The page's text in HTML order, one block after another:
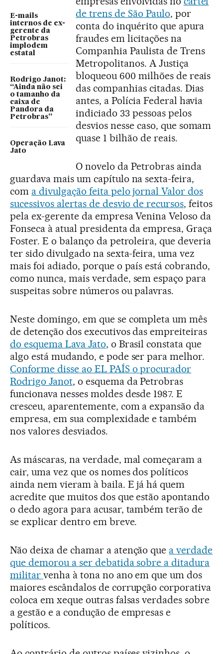
E-mails
internos de ex-
gerente da
Petrobras
implodem
estatal
Rodrigo Janot:
“Ainda não sei
o tamanho da
caixa de
Pandora da
Petrobras”
Operação Lava
Jato
de trens de São Paulo, por
conta do inquérito que apura
fraudes em licitações na
Companhia Paulista de Trens
Metropolitanos. A Justiça
bloqueou 600 milhões de reais
das companhias citadas. Dias
antes, a Polícia Federal havia
indiciado 33 pessoas pelos
desvios nesse caso, que somam
quase 1 bilhão de reais.
O novelo da Petrobras ainda
guardava mais um capítulo na sexta-feira,
com a divulgação feita pelo jornal Valor dos
sucessivos alertas de desvio de recursos, feitos
pela ex-gerente da empresa Venina Veloso da
Fonseca à atual presidenta da empresa, Graça
Foster. E o balanço da petroleira, que deveria
ter sido divulgado na sexta-feira, uma vez
mais foi adiado, porque o país está cobrando,
como nunca, mais verdade, sem espaço para
suspeitas sobre números ou palavras.
Neste domingo, em que se completa um mês
de detenção dos executivos das empreiteiras
do esquema Lava Jato, o Brasil constata que
algo está mudando, e pode ser para melhor.
Conforme disse ao EL PAÍS o procurador
Rodrigo Janot, o esquema da Petrobras
funcionava nesses moldes desde 1987. E
cresceu, aparentemente, com a expansão da
empresa, em sua complexidade e também
nos valores desviados.
As máscaras, na verdade, mal começaram a
cair, uma vez que os nomes dos políticos
ainda nem vieram à baila. E já há quem
acredite que muitos dos que estão apontando
o dedo agora para acusar, também terão de
se explicar dentro em breve.
Não deixa de chamar a atenção que a verdade
que demorou a ser debatida sobre a ditadura
militar venha à tona no ano em que um dos
maiores escândalos de corrupção corporativa
coloca em xeque outras falsas verdades sobre
a gestão e a condução de empresas e
políticos.